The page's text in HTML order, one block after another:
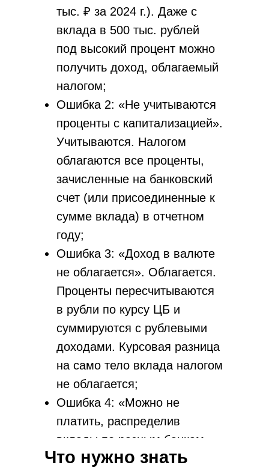
тыс. ₽ за 2024 г.). Даже с
вклада в 500 тыс. рублей
под высокий процент можно
получить доход, облагаемый
налогом;
Ошибка 2: «Не учитываются
проценты с капитализацией».
Учитываются. Налогом
облагаются все проценты,
зачисленные на банковский
счет (или присоединенные к
сумме вклада) в отчетном
году;
Ошибка 3: «Доход в валюте
не облагается». Облагается.
Проценты пересчитываются
в рубли по курсу ЦБ и
суммируются с рублевыми
доходами. Курсовая разница
на само тело вклада налогом
не облагается;
Ошибка 4: «Можно не
платить, распределив
вклады по разным банкам».
Бесполезно. ФНС получает
Что нужно знать